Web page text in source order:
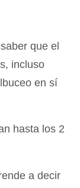
que el
incluso
en sí
hasta los 2
a decir